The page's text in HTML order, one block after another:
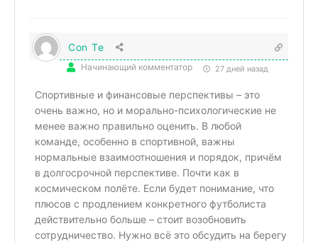
Con Te
Начинающий комментатор 27 дней назад
Спортивные и финансовые перспективы – это
очень важно, но и морально-психологические не
менее важно правильно оценить. В любой
команде, особенно в спортивной, важны
нормальные взаимоотношения и порядок, причëм
в долгосрочной перспективе. Почти как в
космическом полёте. Если будет понимание, что
плюсов с продлением конкретного футболиста
действительно больше – стоит возобновить
сотрудничество. Нужно всë это обсудить на берегу